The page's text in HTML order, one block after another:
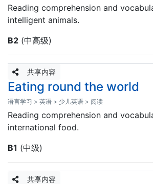
Reading comprehension and
intelligent animals.
B2 (中高级)
共享内容
Eating round the world
语言学习 > 英语 > 少儿英语 > 阅读
Reading comprehension and
international food.
B1 (中级)
共享内容